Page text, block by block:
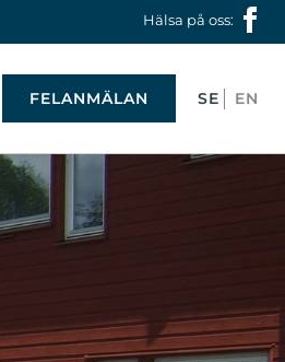
Hälsa på oss:
FELANMÄLAN